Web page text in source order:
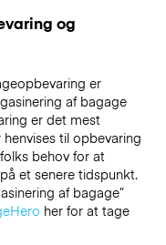
og
er
af bagage
er det mest
til opbevaring
behov for at
et senere tidspunkt.
af bagage”
her for at tage